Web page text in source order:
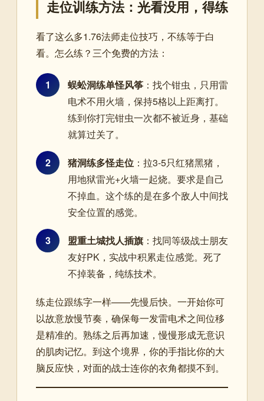
走位训练方法：光看没用，得练
看了这么多1.76法师走位技巧，不练等于白
看。怎么练？三个免费的方法：
1 蜈蚣洞练单怪风筝 ：找个钳虫，只用雷
电术不用火墙，保持5格以上距离打。
练到你打完钳虫一次都不被近身，基础
就算过关了。
2 猪洞练多怪走位 ：拉3-5只红猪黑猪，
用地狱雷光+火墙一起烧。要求是自己
不掉血。这个练的是在多个敌人中间找
安全位置的感觉。
3 盟重土城找人插旗 ：找同等级战士朋友
友好PK，实战中积累走位感觉。死了
不掉装备，纯练技术。
练走位跟练字一样——先慢后快。一开始你可
以故意放慢节奏，确保每一发雷电术之间位移
是精准的。熟练之后再加速，慢慢形成无意识
的肌肉记忆。到这个境界，你的手指比你的大
脑反应快，对面的战士连你的衣角都摸不到。